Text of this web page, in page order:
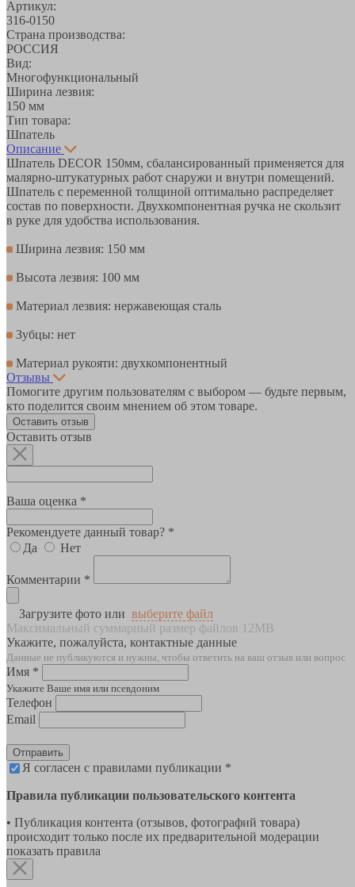
Артикул:
316-0150
Страна производства:
РОССИЯ
Вид:
Многофункциональный
Ширина лезвия:
150 мм
Тип товара:
Шпатель
Описание
Шпатель DECOR 150мм, сбалансированный применяется для
малярно-штукатурных работ снаружи и внутри помещений.
Шпатель с переменной толщиной оптимально распределяет
состав по поверхности. Двухкомпонентная ручка не скользит
в руке для удобства использования.
Ширина лезвия: 150 мм
Высота лезвия: 100 мм
Материал лезвия: нержавеющая сталь
Зубцы: нет
Материал рукояти: двухкомпонентный
Отзывы
Помогите другим пользователям с выбором — будьте первым,
кто поделится своим мнением об этом товаре.
Оставить отзыв
Оставить отзыв
Ваша оценка *
Рекомендуете данный товар? *
Да
Нет
Комментарии *
Загрузите фото или выберите файл
Максимальный суммарный размер файлов 12MB
Укажите, пожалуйста, контактные данные
Данные не публикуются и нужны, чтобы ответить на ваш отзыв или вопрос
Имя *
Укажите Ваше имя или псевдоним
Телефон
Email
Отправить
Я согласен с правилами публикации *
Правила публикации пользовательского контента
• Публикация контента (отзывов, фотографий товара)
происходит только после их предварительной модерации
показать правила